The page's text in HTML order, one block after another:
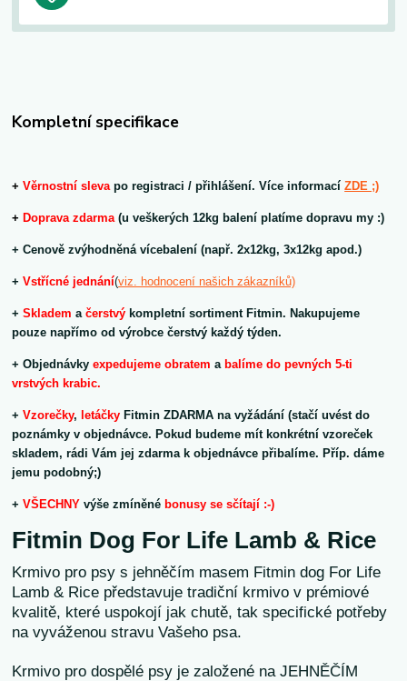
Kompletní specifikace
+ Věrnostní slevapo registraci / přihlášení. Více informacíZDE ;)
+ Doprava zdarma (u veškerých 12kg balení platíme dopravu my :)
+ Cenově zvýhodněná vícebalení (např. 2x12kg, 3x12kg apod.)
+Vstřícné jednání(viz. hodnocení našich zákazníků)
+Skladem ačerstvý kompletní sortiment Fitmin. Nakupujeme
pouze napřímo od výrobce čerstvý každý týden.
+ Objednávkyexpedujeme obratem a balíme do pevných 5-ti
vrstvých krabic.
+Vzorečky, letáčky Fitmin ZDARMA na vyžádání (stačí uvést do
poznámky v objednávce. Pokud budeme mít konkrétní vzoreček
skladem, rádi Vám jej zdarma k objednávce přibalíme. Příp. dáme
jemu podobný;)
+VŠECHNYvýše zmíněné bonusy se sčítají :-)
Fitmin Dog For Life Lamb & Rice
Krmivo pro psy s jehněčím masem Fitmin dog For Life
Lamb & Rice představuje tradiční krmivo v prémiové
kvalitě, které uspokojí jak chutě, tak specifické potřeby
na vyváženou stravu Vašeho psa.
Krmivo pro dospělé psy je založené na JEHNĚČÍM